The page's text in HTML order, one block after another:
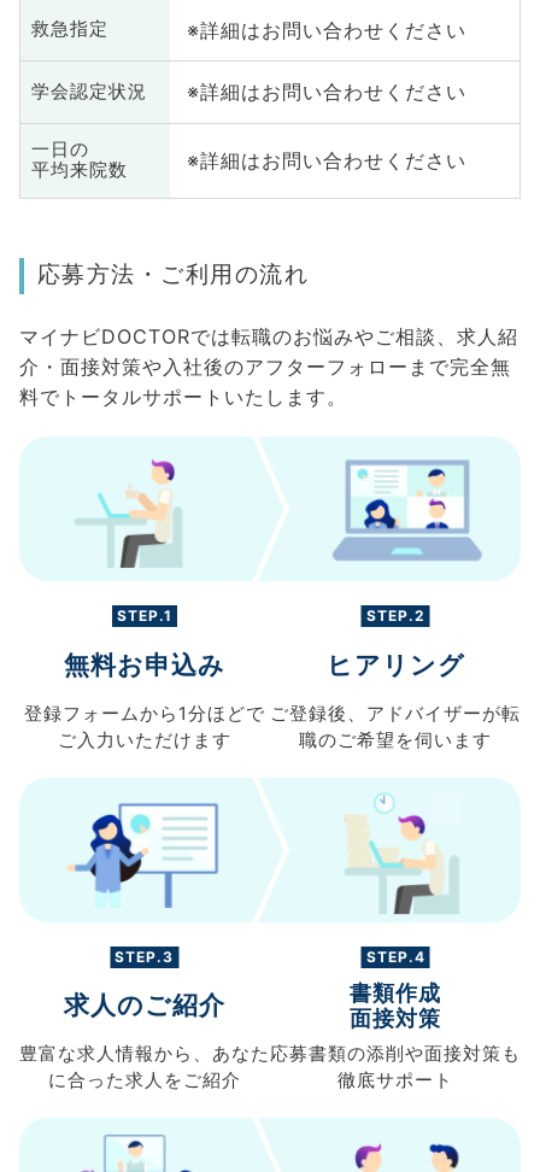
救急指定 ※詳細はお問い合わせください
学会認定状況 ※詳細はお問い合わせください
一日の
平均来院数
※詳細はお問い合わせください
応募方法・ご利用の流れ
マイナビDOCTORでは転職のお悩みやご相談、求人紹
介・面接対策や入社後のアフターフォローまで完全無
料でトータルサポートいたします。
STEP.1
無料お申込み
登録フォームから 1分ほどで
ご入力 いただけます
STEP.2
ヒアリング
ご登録後、 アドバイザーが転
職のご希望を伺います
STEP.3
求人のご紹介
豊富な求人情報から、 あなた
に合った求人を ご紹介
STEP.4
書類作成
面接対策
応募書類の添削や面接対策も
徹底サポート